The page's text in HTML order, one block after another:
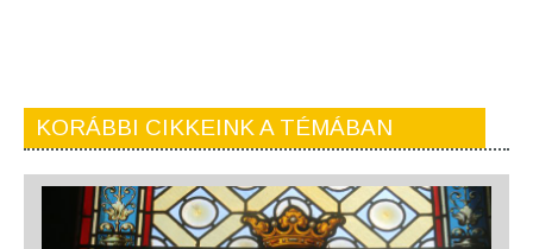
KORÁBBI CIKKEINK A TÉMÁBAN